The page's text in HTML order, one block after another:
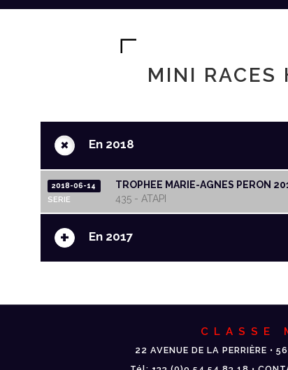
MINI RACES
+ En 2018
2018-06-14
SERIE
TROPHEE MARIE-AGNES PERON
435 - ATAPI
+ En 2017
CLASSE
22 AVENUE DE LA PERRIÈRE •